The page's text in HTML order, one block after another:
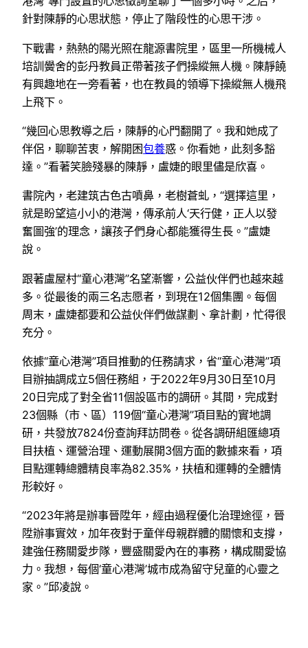
針對陳靜的心思狀態，停止了階段性的心思干涉。
下戰書，熱熱的陽光照在龍源書院里，區里一所機械人
培訓黌舍的彭丹教員正帶著孩子們操縱無人機。陳靜饒
有興趣地在一旁看著，也在教員的領導下操縱無人機飛
上飛下。
“幾回心思教導之后，陳靜的心門翻開了。我和她成了
伴侶，聊聊苦衷，解開困包養惑。你看她，此刻多豁
達。”看著笑臉殘暴的陳靜，盧婕的眼里儘是欣喜。
書院內，老建筑古色古噴鼻，老樹蒼虬，“選擇這里，
就是盼望這小小的港灣，傳承前人‘天行健，正人以發
奮圖強’的理念，讓孩子們身心都能獲得生長。”盧婕
說。
跟著盧屋村“童心港灣”名望漸響，公益伙伴們也越來越
多。從最後的兩三名志愿者，到現在12個集團。每個
周末，盧婕都要和公益伙伴們做謀劃、拿計劃，忙得很
充分。
依據“童心港灣”項目推動的任務請求，省“童心港灣”項
目辦抽調成立5個任務組，于2022年9月30日至10月
20日完成了對全省11個設區市的調研。其間，完成對
23個縣（市、區）119個“童心港灣”項目點的實地調
研，共發放7824份查詢拜訪問卷。從各調研組匯總項
目扶植、運營治理、運動展開3個方面的數據來看，項
目點運轉總體精良率為82.35%，扶植和運轉的全體情
形較好。
“2023年將是辦事晉陞年，經由過程優化治理途徑，晉
陞辦事實效，加年夜對于童伴母親群體的關懷和支撐，
建強任務關愛步隊，豐盛關愛內在的事務，構成關愛協
力。我想，每個‘童心港灣’城市成為留守兒童的心靈之
家。”邱凌說。